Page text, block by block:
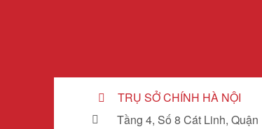
TRỤ SỞ CHÍNH HÀ NỘI
Tầng 4, Số 8 Cát Linh, Quận